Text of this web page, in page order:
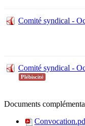
Comité syndical -
Comité syndical -
Plébiscité
Documents